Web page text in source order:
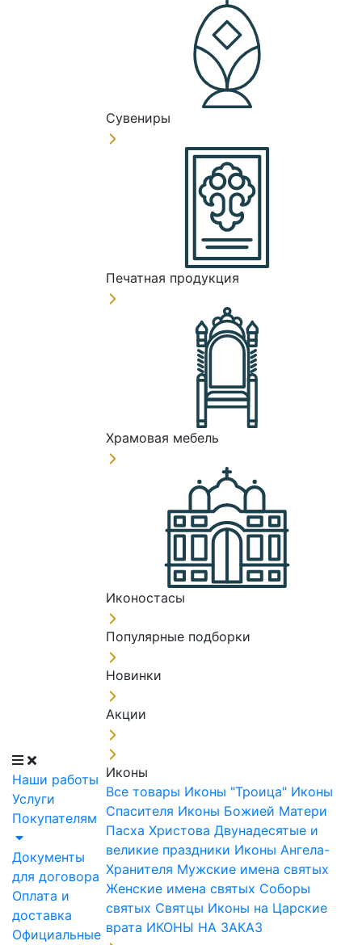
Наши работы
Услуги
Покупателям
Документы
для договора
Оплата и
доставка
Официальные
Сувениры
Печатная продукция
Храмовая мебель
Иконостасы
Популярные подборки
Новинки
Акции
Иконы
Все товары Иконы "Троица" Иконы
Спасителя Иконы Божией Матери
Пасха Христова Двунадесятые и
великие праздники Иконы Ангела-
Хранителя Мужские имена святых
Женские имена святых Соборы
святых Святцы Иконы на Царские
врата ИКОНЫ НА ЗАКАЗ